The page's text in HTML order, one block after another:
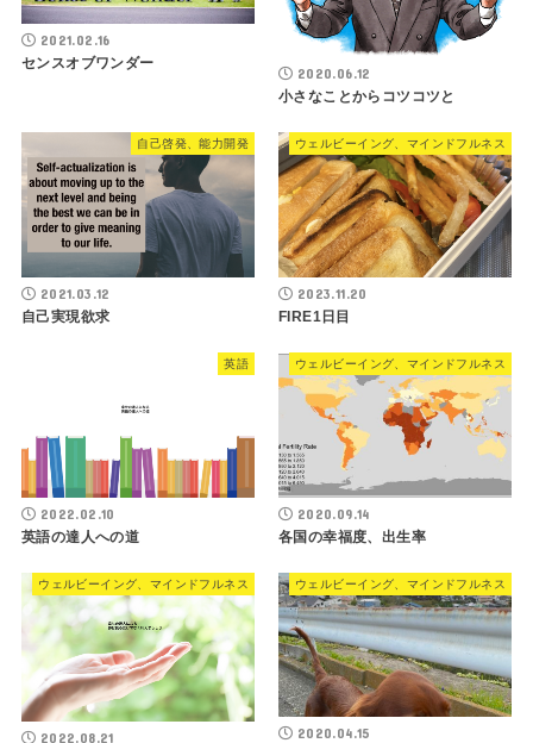
2021.02.16
センスオブワンダー
2020.06.12
小さなことからコツコツと
自己啓発、能力開発
2021.03.12
自己実現欲求
ウェルビーイング、マインドフルネス
2023.11.20
FIRE1日目
英語
2022.02.10
英語の達人への道
ウェルビーイング、マインドフルネス
2020.09.14
各国の幸福度、出生率
ウェルビーイング、マインドフルネス
2022.08.21
ウェルビーイング、マインドフルネス
2020.04.15